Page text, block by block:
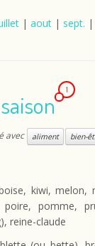
| aout | sept. |
1
avec aliment bien-
kiwi, melon,
pomme,
reine-claude